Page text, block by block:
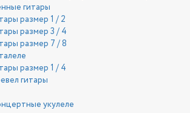
гитары
размер 1 / 2
размер 3 / 4
размер 7 / 8
размер 1 / 4
гитары
укулеле